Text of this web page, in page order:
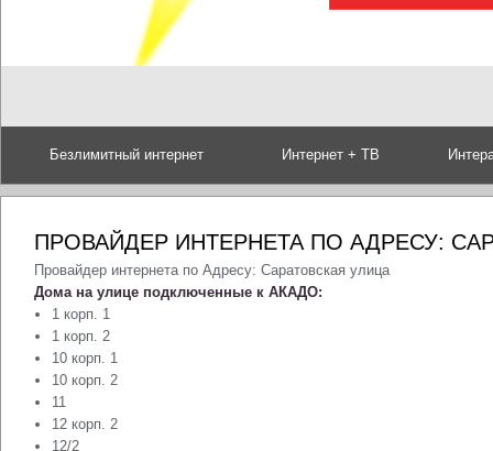
Безлимитный интернет Интернет + ТВ
ПРОВАЙДЕР ИНТЕРНЕТА ПО АДРЕСУ:
Провайдер интернета по Адресу: Саратовская улица
Дома на улице подключенные к АКАДО:
1 корп. 1
1 корп. 2
10 корп. 1
10 корп. 2
11
12 корп. 2
12/2